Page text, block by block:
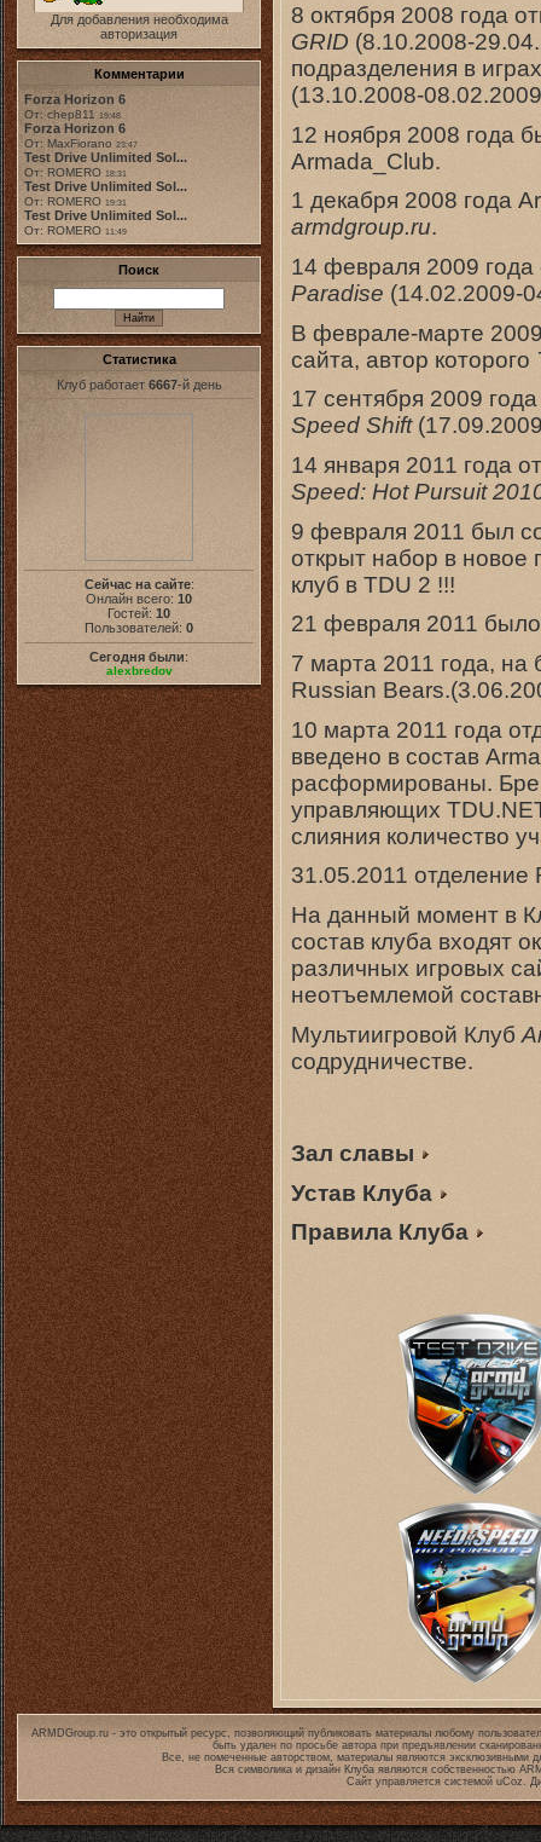
Для добавления необходима
авторизация
Комментарии
Forza Horizon 6
От: chep811 19:48
Forza Horizon 6
От: MaxFiorano 23:47
Test Drive Unlimited Sol...
От: ROMERO 18:31
Test Drive Unlimited Sol...
От: ROMERO 19:31
Test Drive Unlimited Sol...
От: ROMERO 11:49
Поиск
Статистика
Клуб работает 6667-й день
Сейчас на сайте:
Онлайн всего: 10
Гостей: 10
Пользователей: 0
Сегодня были:
alexbredov
8 октября 2008 года
GRID (8.10.2008-
подразделения в
(13.10.2008-
12 ноября 2008 года
Armada_Club.
1 декабря 2008 года
armdgroup.ru.
14 февраля 2009
Paradise (14.02.2009-
В феврале-марте
сайта, автор которого
17 сентября 2009
Speed Shift
14 января 2011 года
Speed: Hot Pursuit
9 февраля 2011 был
открыт набор в
клуб в TDU 2 !!!
21 февраля 2011
7 марта 2011 года, на
Russian
10 марта 2011 года
введено в состав
расформированы.
управляющих
слияния количество
31.05.2011
На данный момент в
состав клуба входят
различных игровых
неотъемлемой
Мультиигровой Клуб
содрудничестве.
Зал славы
Устав Клуба
Правила Клуба
ARMDGroup.ru - это открытый ресурс, позволяющий публиковать материалы любому
быть удален по просьбе автора при предъявлении
Все, не помеченные авторством, материалы являются эксклюзивными
Вся символика и дизайн Клуба являются собственностью
Сайт управляется системой uCoz.